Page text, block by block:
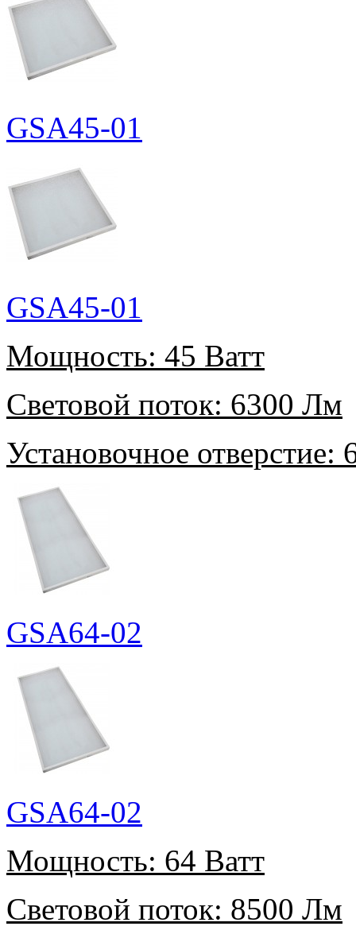
GSA45-01
GSA45-01
Мощность: 45 Ватт
Световой поток: 6300 Лм
Установочное отверстие:
GSA64-02
GSA64-02
Мощность: 64 Ватт
Световой поток: 8500 Лм